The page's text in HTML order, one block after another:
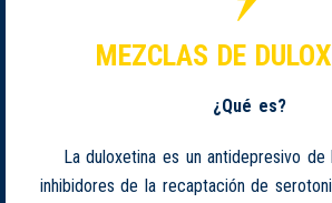
MEZCLAS DE
¿Qué es?
La duloxetina es un antidepresivo
inhibidores de la recaptación de